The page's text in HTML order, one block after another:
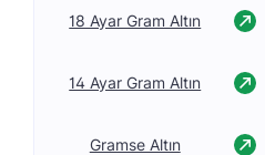
18 Ayar Gram Altın
14 Ayar Gram Altın
Gramse Altın